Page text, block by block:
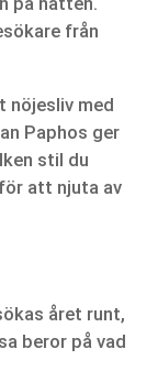
från
nöjesliv med
Paphos ger
stil du
att njuta av
året runt,
beror på vad